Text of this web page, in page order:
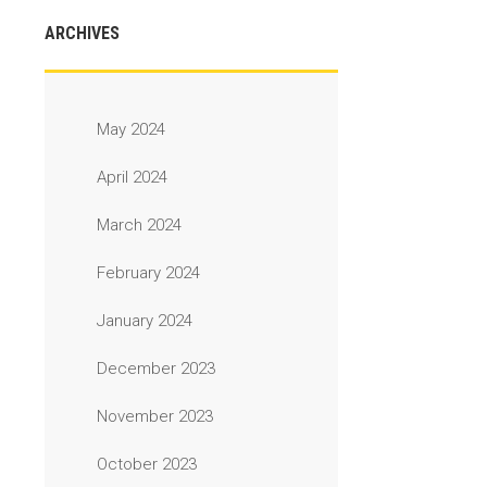
ARCHIVES
May 2024
April 2024
March 2024
February 2024
January 2024
December 2023
November 2023
October 2023